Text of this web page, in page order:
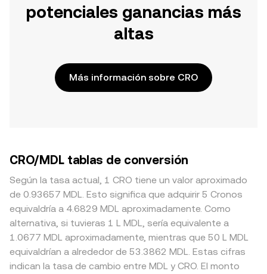
potenciales ganancias más
altas
Más información sobre CRO
CRO/MDL tablas de conversión
Según la tasa actual, 1 CRO tiene un valor aproximado
de 0.93657 MDL. Esto significa que adquirir 5 Cronos
equivaldría a 4.6829 MDL aproximadamente. Como
alternativa, si tuvieras 1 L MDL, sería equivalente a
1.0677 MDL aproximadamente, mientras que 50 L MDL
equivaldrían a alrededor de 53.3862 MDL. Estas cifras
indican la tasa de cambio entre MDL y CRO. El monto